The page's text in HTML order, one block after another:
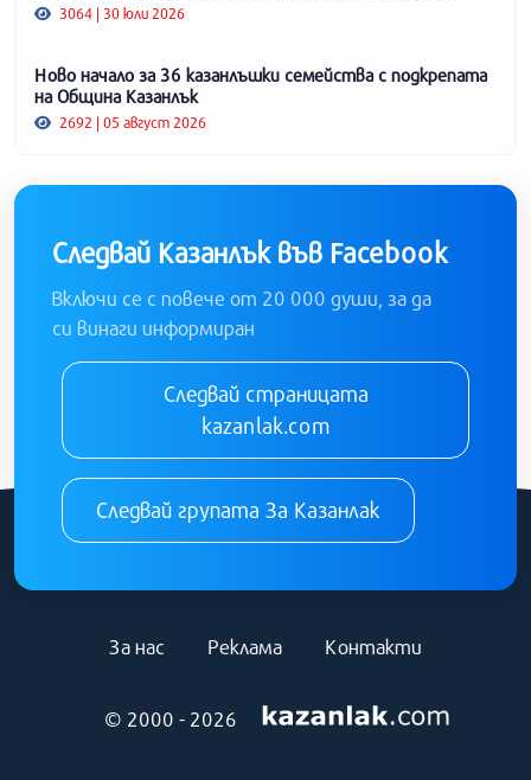
3064 | 30 юли 2026
Ново начало за 36 казанлъшки семейства с подкрепата
на Община Казанлък
2692 | 05 август 2026
Следвай Казанлък във Facebook
Включи се с повече от 20 000 души, за да
си винаги информиран
Следвай страницата
kazanlak.com
Следвай групата За Казанлак
© 2000 - 2026
За нас Реклама Контакти